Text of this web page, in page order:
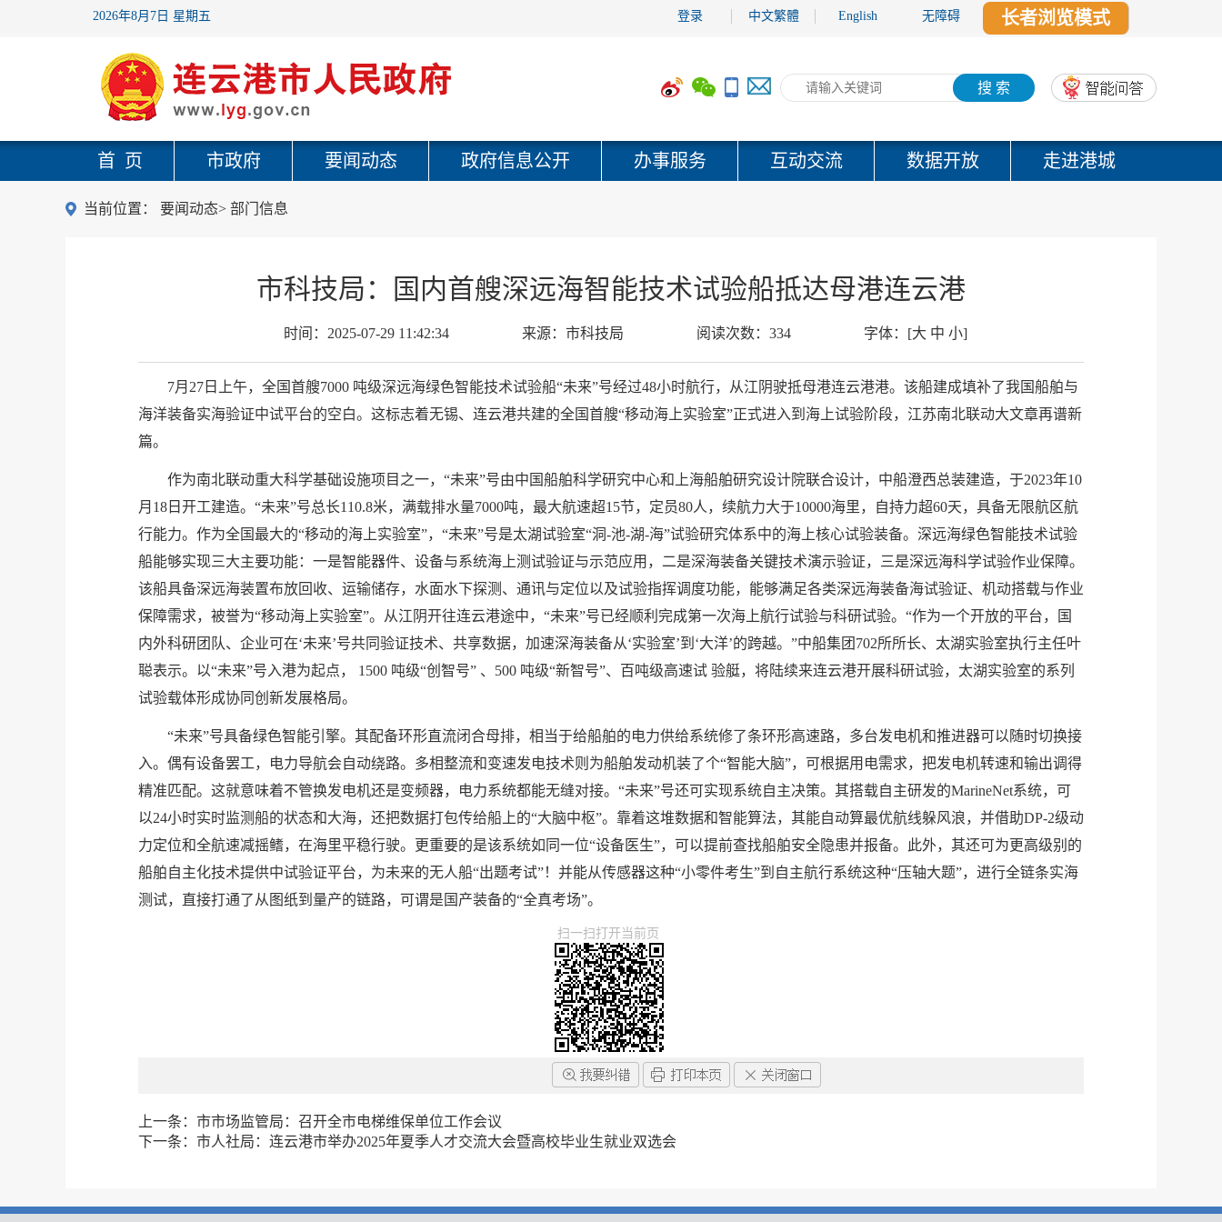
2026年8月7日 星期五 登录 中文繁體 English 无障碍 长者浏览模式
搜 索
首 页 市政府 要闻动态 政府信息公开 办事服务 互动交流 数据开放 走进港城
当前位置： 要闻动态> 部门信息
市科技局：国内首艘深远海智能技术试验船抵达母港连云港
时间： 2025-07-29 11:42:34 来源： 市科技局 阅读次数： 334 字体： [大 中 小]
7月27日上午，全国首艘7000 吨级深远海绿色智能技术试验船“未来”号经过48小时航行，从江阴驶抵母港连云港港。该船建成填补了我国船舶与
海洋装备实海验证中试平台的空白。这标志着无锡、连云港共建的全国首艘“移动海上实验室”正式进入到海上试验阶段，江苏南北联动大文章再谱新
篇。
作为南北联动重大科学基础设施项目之一，“未来”号由中国船舶科学研究中心和上海船舶研究设计院联合设计，中船澄西总装建造，于2023年10
月18日开工建造。“未来”号总长110.8米，满载排水量7000吨，最大航速超15节，定员80人，续航力大于10000海里，自持力超60天，具备无限航区航
行能力。作为全国最大的“移动的海上实验室”，“未来”号是太湖试验室“洞-池-湖-海”试验研究体系中的海上核心试验装备。深远海绿色智能技术试验
船能够实现三大主要功能：一是智能器件、设备与系统海上测试验证与示范应用，二是深海装备关键技术演示验证，三是深远海科学试验作业保障。
该船具备深远海装置布放回收、运输储存，水面水下探测、通讯与定位以及试验指挥调度功能，能够满足各类深远海装备海试验证、机动搭载与作业
保障需求，被誉为“移动海上实验室”。从江阴开往连云港途中，“未来”号已经顺利完成第一次海上航行试验与科研试验。“作为一个开放的平台，国
内外科研团队、企业可在‘未来’号共同验证技术、共享数据，加速深海装备从‘实验室’到‘大洋’的跨越。”中船集团702所所长、太湖实验室执行主任叶
聪表示。以“未来”号入港为起点， 1500 吨级“创智号” 、500 吨级“新智号”、百吨级高速试 验艇，将陆续来连云港开展科研试验，太湖实验室的系列
试验载体形成协同创新发展格局。
“未来”号具备绿色智能引擎。其配备环形直流闭合母排，相当于给船舶的电力供给系统修了条环形高速路，多台发电机和推进器可以随时切换接
入。偶有设备罢工，电力导航会自动绕路。多相整流和变速发电技术则为船舶发动机装了个“智能大脑”，可根据用电需求，把发电机转速和输出调得
精准匹配。这就意味着不管换发电机还是变频器，电力系统都能无缝对接。“未来”号还可实现系统自主决策。其搭载自主研发的MarineNet系统，可
以24小时实时监测船的状态和大海，还把数据打包传给船上的“大脑中枢”。靠着这堆数据和智能算法，其能自动算最优航线躲风浪，并借助DP-2级动
力定位和全航速减摇鳍，在海里平稳行驶。更重要的是该系统如同一位“设备医生”，可以提前查找船舶安全隐患并报备。此外，其还可为更高级别的
船舶自主化技术提供中试验证平台，为未来的无人船“出题考试”！并能从传感器这种“小零件考生”到自主航行系统这种“压轴大题”，进行全链条实海
测试，直接打通了从图纸到量产的链路，可谓是国产装备的“全真考场”。
扫一扫打开当前页
上一条： 市市场监管局：召开全市电梯维保单位工作会议
下一条： 市人社局：连云港市举办2025年夏季人才交流大会暨高校毕业生就业双选会